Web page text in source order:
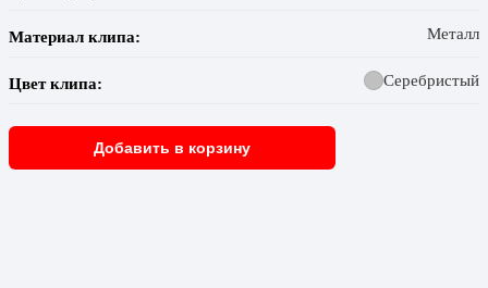
Материал клипа: Металл
Цвет клипа: Серебристый
Добавить в корзину